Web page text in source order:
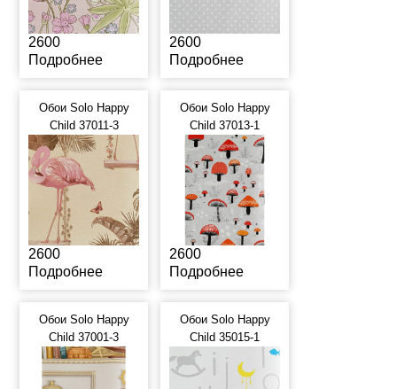
2600
Подробнее
2600
Подробнее
Обои Solo Happy
Child 37011-3
2600
Подробнее
Обои Solo Happy
Child 37013-1
2600
Подробнее
Обои Solo Happy
Child 37001-3
Обои Solo Happy
Child 35015-1